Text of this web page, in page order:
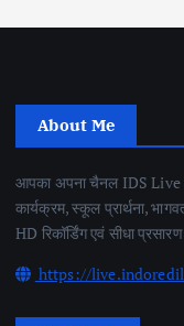
About Me
आपका अपना चैनल IDS Live
कार्यक्रम, स्कूल प्रार्थना,
HD रिकॉर्डिंग एवं सीधा
https://